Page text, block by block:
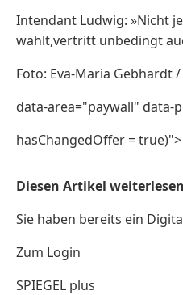
Intendant Ludwig: »Nicht
wählt,vertritt unbedingt
Foto: Eva-Maria Gebhardt /
data-area="paywall" data-
hasChangedOffer = true)">
Diesen Artikel
Sie haben bereits ein
Zum Login
SPIEGEL plus